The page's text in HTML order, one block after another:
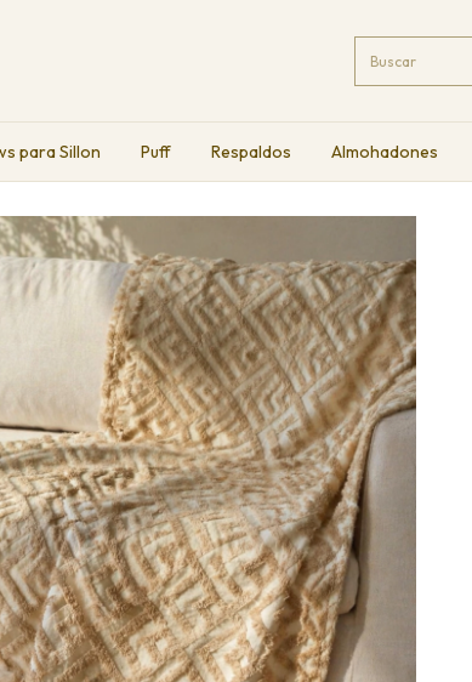
para Sillon Puff Respaldos Almohadones